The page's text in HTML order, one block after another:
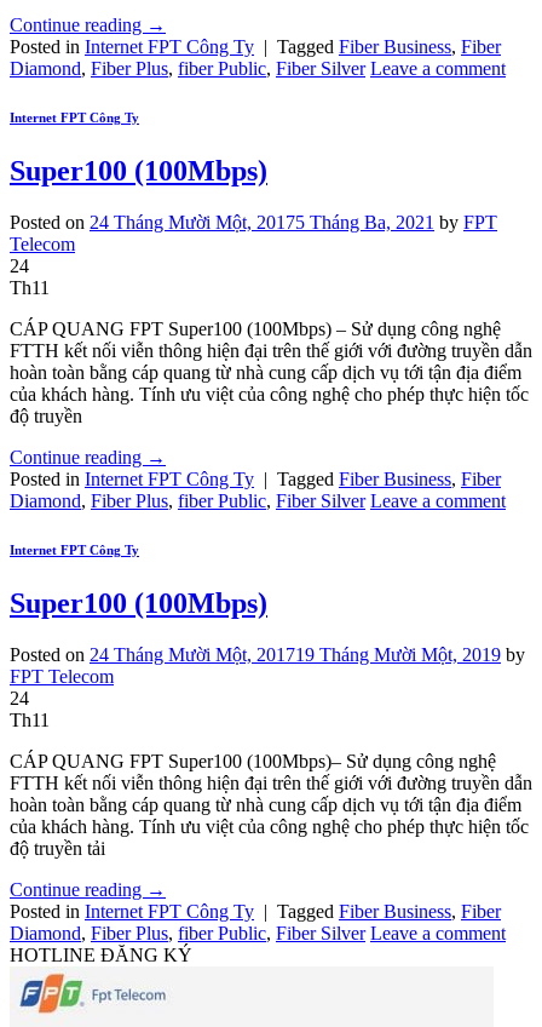
Continue reading →
Posted in Internet FPT Công Ty | Tagged Fiber Business, Fiber
Diamond, Fiber Plus, fiber Public, Fiber Silver Leave a comment
Internet FPT Công Ty
Super100 (100Mbps)
Posted on 24 Tháng Mười Một, 20175 Tháng Ba, 2021 by FPT
Telecom
24
Th11
CÁP QUANG FPT Super100 (100Mbps) – Sử dụng công nghệ
FTTH kết nối viễn thông hiện đại trên thế giới với đường truyền dẫn
hoàn toàn bằng cáp quang từ nhà cung cấp dịch vụ tới tận địa điểm
của khách hàng. Tính ưu việt của công nghệ cho phép thực hiện tốc
độ truyền
Continue reading →
Posted in Internet FPT Công Ty | Tagged Fiber Business, Fiber
Diamond, Fiber Plus, fiber Public, Fiber Silver Leave a comment
Internet FPT Công Ty
Super100 (100Mbps)
Posted on 24 Tháng Mười Một, 201719 Tháng Mười Một, 2019 by
FPT Telecom
24
Th11
CÁP QUANG FPT Super100 (100Mbps)– Sử dụng công nghệ
FTTH kết nối viễn thông hiện đại trên thế giới với đường truyền dẫn
hoàn toàn bằng cáp quang từ nhà cung cấp dịch vụ tới tận địa điểm
của khách hàng. Tính ưu việt của công nghệ cho phép thực hiện tốc
độ truyền tải
Continue reading →
Posted in Internet FPT Công Ty | Tagged Fiber Business, Fiber
Diamond, Fiber Plus, fiber Public, Fiber Silver Leave a comment
HOTLINE ĐĂNG KÝ